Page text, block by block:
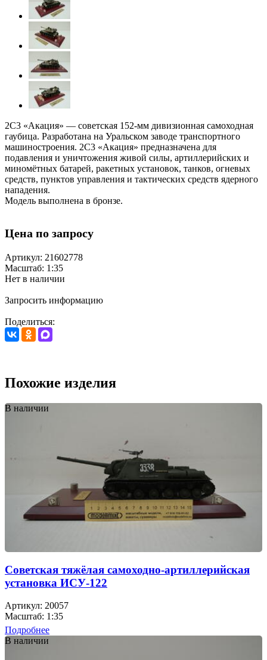
2С3 «Акация» — советская 152-мм дивизионная самоходная
гаубица. Разработана на Уральском заводе транспортного
машиностроения. 2С3 «Акация» предназначена для
подавления и уничтожения живой силы, артиллерийских и
миномётных батарей, ракетных установок, танков, огневых
средств, пунктов управления и тактических средств ядерного
нападения.
Модель выполнена в бронзе.
Цена по запросу
Артикул: 21602778
Масштаб: 1:35
Нет в наличии
Запросить информацию
Поделиться:
Похожие изделия
В наличии
Советская тяжёлая самоходно-артиллерийская
установка ИСУ-122
Артикул: 20057
Масштаб: 1:35
Подробнее
В наличии